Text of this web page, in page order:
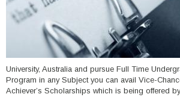
University, Australia and pursue Full Time
Program in any Subject you can avail Vice-
Achiever’s Scholarships which is being offered